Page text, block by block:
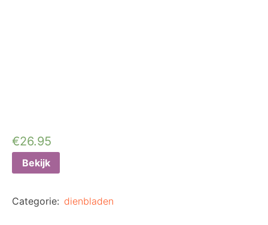
€26.95
Bekijk
Categorie: dienbladen